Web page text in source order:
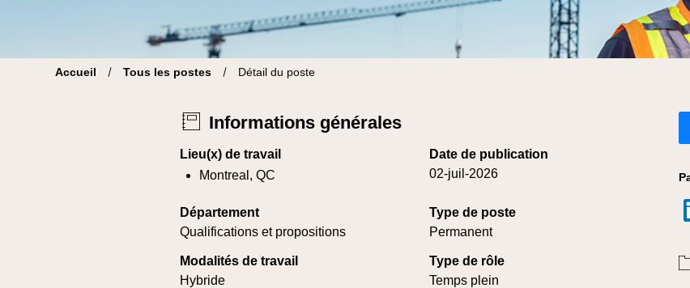
Accueil Tous les postes Détail du poste
Informations générales
Lieu(x) de travail
Montreal, QC
Date de publication
02-juil-2026
Département
Qualifications et propositions
Type de poste
Permanent
Modalités de travail
Hybride
Type de rôle
Temps plein